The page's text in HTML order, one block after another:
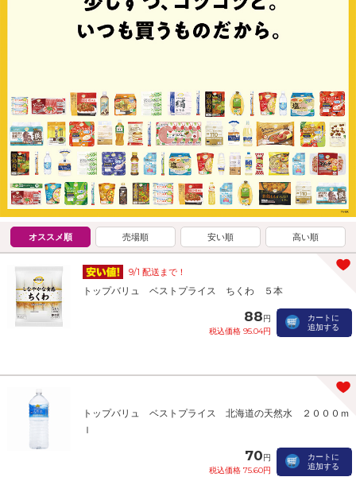
オススメ順 売場順 安い順 高い順
9/1 配送まで！
トップバリュ ベストプライス ちくわ ５本
88円
税込価格 95.04円
カートに
追加する
トップバリュ ベストプライス 北海道の天然水 ２０００ｍ
ｌ
70円
税込価格 75.60円
カートに
追加する